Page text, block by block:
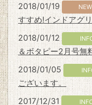
2018/01/19
すすめ!インドアグ
2018/01/12
＆ボタピー2月号
2018/01/05
ございます。
2017/12/31